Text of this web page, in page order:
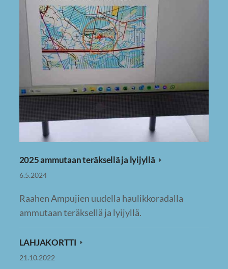
2025 ammutaan teräksellä ja lyijyllä
6.5.2024
Raahen Ampujien uudella haulikkoradalla
ammutaan teräksellä ja lyijyllä.
LAHJAKORTTI
21.10.2022